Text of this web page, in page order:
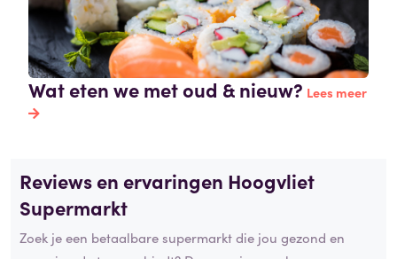
Wat eten we met oud & nieuw? Lees meer
Reviews en ervaringen Hoogvliet
Supermarkt
Zoek je een betaalbare supermarkt die jou gezond en